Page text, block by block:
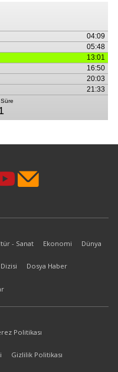
- Sanat Ekonomi Dünya
Dizisi Dosya Haber
Politikası
Gizlilik Politikası